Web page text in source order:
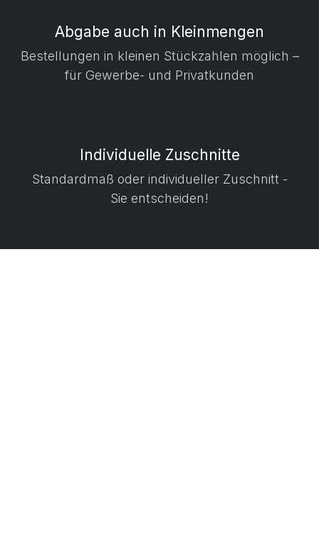
Abgabe auch in Kleinmengen
​ Bestellungen in kleinen Stückzahlen möglich –
für Gewerbe- und Privatkunden
Individuelle Zuschnitte
Standardmaß oder individueller Zuschnitt -
Sie entscheiden!